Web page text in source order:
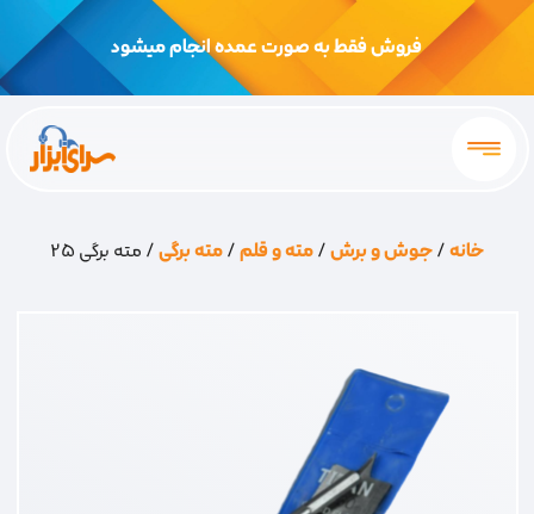
فروش فقط به صورت عمده انجام میشود
خانه/جوش و برش/مته و قلم/مته برگی/ مته برگی 25